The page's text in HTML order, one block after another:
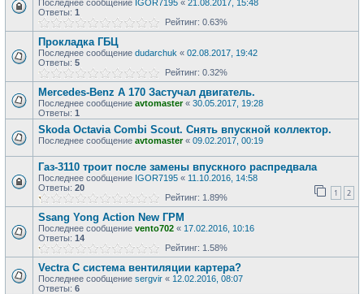
Последнее сообщение IGOR7195 « 21.08.2017, 15:48
Ответы: 1
Рейтинг: 0.63%
Прокладка ГБЦ
Последнее сообщение dudarchuk « 02.08.2017, 19:42
Ответы: 5
Рейтинг: 0.32%
Mercedes-Benz A 170 Застучал двигатель.
Последнее сообщение avtomaster« 30.05.2017, 19:28
Ответы: 1
Skoda Octavia Combi Scout. Снять впускной коллектор.
Последнее сообщение avtomaster« 09.02.2017, 00:19
Газ-3110 троит после замены впускного распредвала
Последнее сообщение IGOR7195 « 11.10.2016, 14:58
Ответы: 20 1 2
Рейтинг: 1.89%
Ssang Yong Action New ГРМ
Последнее сообщение vento702 « 17.02.2016, 10:16
Ответы: 14
Рейтинг: 1.58%
Vectra C система вентиляции картера?
Последнее сообщение sergvir « 12.02.2016, 08:07
Ответы: 6